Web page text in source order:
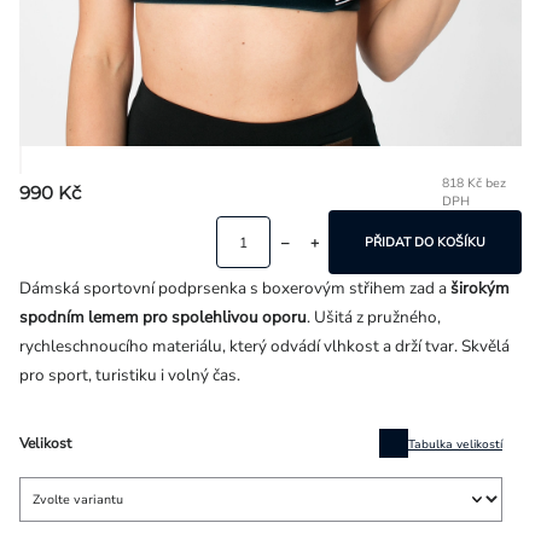
990 Kč
818 Kč bez
DPH
Velikost Tabulka velikostí
PŘIDAT DO KOŠÍKU
Dámská sportovní podprsenka s boxerovým střihem zad aširokým
spodním lemem pro spolehlivou oporu. Ušitá z pružného,
rychleschnoucího materiálu, který odvádí vlhkost a drží tvar. Skvělá
pro sport, turistiku i volný čas.